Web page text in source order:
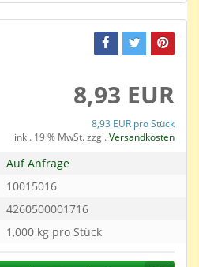
8,93 EUR
8,93 EUR pro Stück
inkl. 19 % MwSt. zzgl. Versandkosten
Auf Anfrage
10015016
4260500001716
1,000 kg pro Stück